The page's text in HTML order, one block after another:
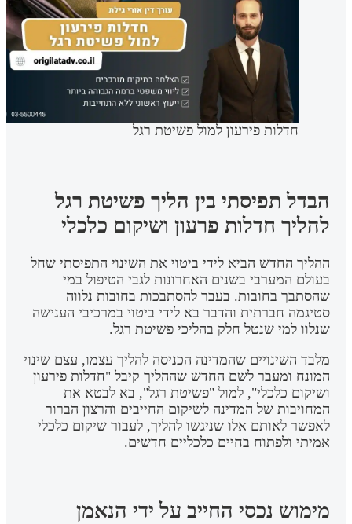
חדלות פירעון למול פשיטת רגל
הבדל תפיסתי בין הליך פשיטת רגל
להליך חדלות פרעון ושיקום כלכלי
ההליך החדש הביא לידי ביטוי את השינוי התפיסתי שחל
בעולם המערבי בשנים האחרונות לגבי הטיפול במי
שהסתבך בחובות. בעבר להסתבכות בחובות נלווה
סטיגמה חברתית והדבר בא לידי ביטוי במרכיבי הענישה
שנלוו למי שנטל חלק בהליכי פשיטת רגל.
מלבד השינויים שהמדינה הכניסה להליך עצמו, עצם שינוי
המונח ומעבר לשם החדש שההליך קיבל "חדלות פירעון
ושיקום כלכלי", למול "פשיטת רגל", בא לבטא את
המחויבות של המדינה לשיקום החייבים והרצון הברור
לאפשר לאותם אלו שניגשו להליך, לעבור שיקום כלכלי
אמיתי ולפתוח בחיים כלכליים חדשים.
מימוש נכסי החייב על ידי הנאמן